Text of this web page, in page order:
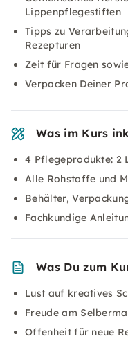
Lippenpflegestiften
Tipps zu
Rezepturen
Zeit für Fragen
Verpacken Deiner
Was im Kurs
4 Pflegeprodukte: 2
Alle Rohstoffe und
Behälter,
Fachkundige
Was Du zum
Lust auf kreatives
Freude am
Offenheit für neue